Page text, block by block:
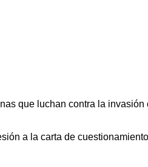
que luchan contra la
a la carta de